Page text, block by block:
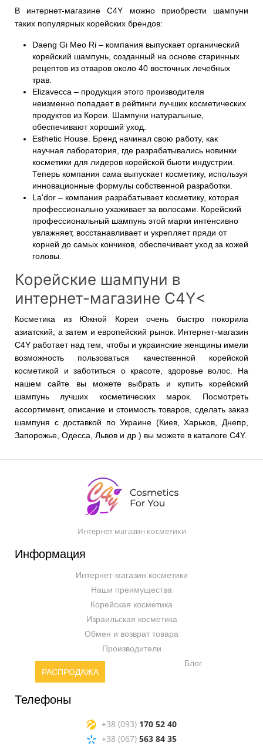
В интернет-магазине C4Y можно приобрести шампуни
таких популярных корейских брендов:
Daeng Gi Meo Ri – компания выпускает органический
корейский шампунь, созданный на основе старинных
рецептов из отваров около 40 восточных лечебных
трав.
Elizavecca – продукция этого производителя
неизменно попадает в рейтинги лучших косметических
продуктов из Кореи. Шампуни натуральные,
обеспечивают хороший уход.
Esthetic House. Бренд начинал свою работу, как
научная лаборатория, где разрабатывались новинки
косметики для лидеров корейской бьюти индустрии.
Теперь компания сама выпускает косметику, используя
инновационные формулы собственной разработки.
La'dor – компания разрабатывает косметику, которая
профессионально ухаживает за волосами. Корейский
профессиональный шампунь этой марки интенсивно
увлажняет, восстанавливает и укрепляет пряди от
корней до самых кончиков, обеспечивает уход за кожей
головы.
Корейские шампуни в
интернет-магазине C4Y<
Косметика из Южной Кореи очень быстро покорила
азиатский, а затем и европейский рынок. Интернет-магазин
C4Y работает над тем, чтобы и украинские женщины имели
возможность пользоваться качественной корейской
косметикой и заботиться о красоте, здоровье волос. На
нашем сайте вы можете выбрать и купить корейский
шампунь лучших косметических марок. Посмотреть
ассортимент, описание и стоимость товаров, сделать заказ
шампуня с доставкой по Украине (Киев, Харьков, Днепр,
Запорожье, Одесса, Львов и др.) вы можете в каталоге C4Y.
Интернет магазин косметики
Информация
Интернет-магазин косметики
Наши преимущества
Корейская косметика
Израильская косметика
Обмен и возврат товара
Производители
РАСПРОДАЖА
Блог
Телефоны
+38 (093) 170 52 40
+38 (067) 563 84 35